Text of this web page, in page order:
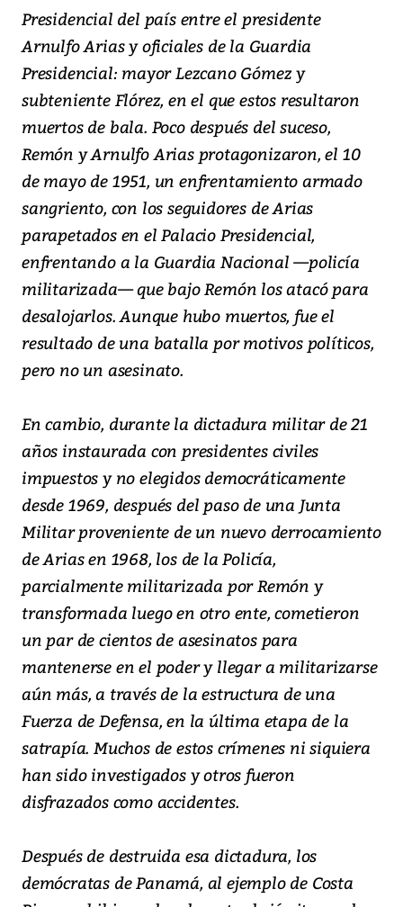
Presidencial del país entre el presidente
Arnulfo Arias y oficiales de la Guardia
Presidencial: mayor Lezcano Gómez y
subteniente Flórez, en el que estos resultaron
muertos de bala. Poco después del suceso,
Remón y Arnulfo Arias protagonizaron, el 10
de mayo de 1951, un enfrentamiento armado
sangriento, con los seguidores de Arias
parapetados en el Palacio Presidencial,
enfrentando a la Guardia Nacional —policía
militarizada— que bajo Remón los atacó para
desalojarlos. Aunque hubo muertos, fue el
resultado de una batalla por motivos políticos,
pero no un asesinato.
En cambio, durante la dictadura militar de 21
años instaurada con presidentes civiles
impuestos y no elegidos democráticamente
desde 1969, después del paso de una Junta
Militar proveniente de un nuevo derrocamiento
de Arias en 1968, los de la Policía,
parcialmente militarizada por Remón y
transformada luego en otro ente, cometieron
un par de cientos de asesinatos para
mantenerse en el poder y llegar a militarizarse
aún más, a través de la estructura de una
Fuerza de Defensa, en la última etapa de la
satrapía. Muchos de estos crímenes ni siquiera
han sido investigados y otros fueron
disfrazados como accidentes.
Después de destruida esa dictadura, los
demócratas de Panamá, al ejemplo de Costa